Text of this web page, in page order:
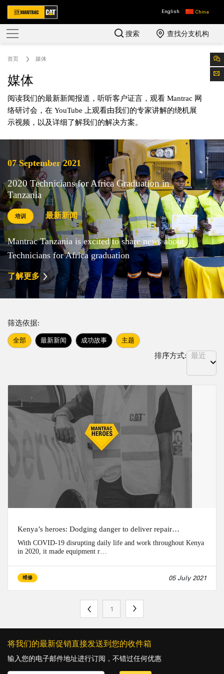
English China
搜索 查找分支机构
首页 媒体
媒体
阅读我们的最新新闻报道，听听客户证言，观看 Mantrac 网
络研讨会，在 YouTube 上观看由我们的专家讲解的绕机展
示视频，以及详细了解我们的解决方案。
07 September 2021
2020 Technicians for Africa Graduation in
Tanzania
培训 最新新闻
Mantrac Tanzania is excited to share news about
Technicians for Africa graduation
了解更多
筛选依据:
全部 最新新闻 成功故事 主题
排序方式: 最近
Kenya’s heroes: Dodging danger to deliver repair…
With COVID-19 disrupting daily life and work throughout Kenya
in 2020, it made equipment r…
维修 05 July 2021
1
将我们的最新促销直接发送到您的收件箱
输入您的电子邮件地址进行订阅，不错过任何优惠